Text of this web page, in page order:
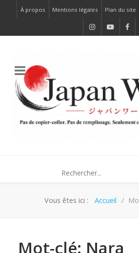
À propos Mentions légales Plan du site
Vous êtes ici : Accueil
Mot-clé: Nara